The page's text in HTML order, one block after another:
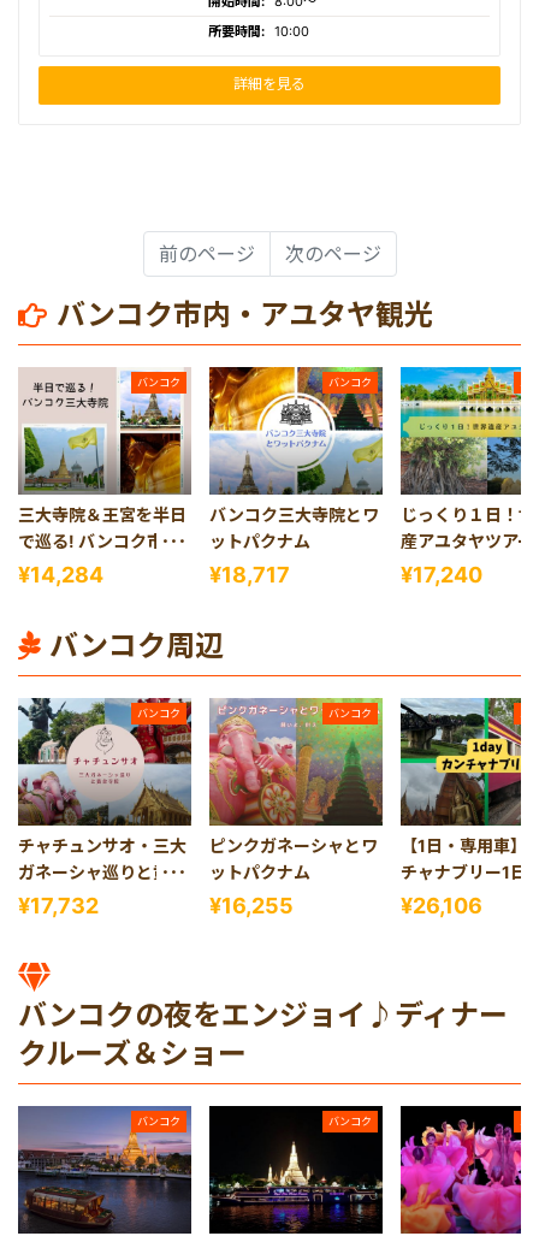
所要時間: 10:00
詳細を見る
前のページ 次のページ
バンコク市内・アユタヤ観光
バンコク
三大寺院＆王宮を半日
で巡る! バンコク市内
観光
¥14,284
バンコク
バンコク三大寺院とワ
ットパクナム
¥18,717
じっくり１日！
産アユタヤツアー
¥17,240
バンコク周辺
バンコク
チャチュンサオ・三大
ガネーシャ巡りと黄金
寺院
¥17,732
バンコク
ピンクガネーシャとワ
ットパクナム
¥16,255
【1日・専用車】
チャナブリー1日
ー
¥26,106
バンコクの夜をエンジョイ♪ディナー
クルーズ＆ショー
バンコク バンコク